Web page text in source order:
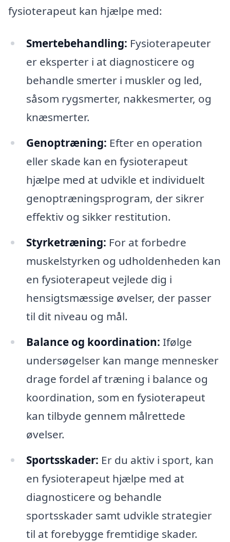
fysioterapeut kan hjælpe med:
Smertebehandling: Fysioterapeuter
er eksperter i at diagnosticere og
behandle smerter i muskler og led,
såsom rygsmerter, nakkesmerter, og
knæsmerter.
Genoptræning: Efter en operation
eller skade kan en fysioterapeut
hjælpe med at udvikle et individuelt
genoptræningsprogram, der sikrer
effektiv og sikker restitution.
Styrketræning: For at forbedre
muskelstyrken og udholdenheden kan
en fysioterapeut vejlede dig i
hensigtsmæssige øvelser, der passer
til dit niveau og mål.
Balance og koordination: Ifølge
undersøgelser kan mange mennesker
drage fordel af træning i balance og
koordination, som en fysioterapeut
kan tilbyde gennem målrettede
øvelser.
Sportsskader: Er du aktiv i sport, kan
en fysioterapeut hjælpe med at
diagnosticere og behandle
sportsskader samt udvikle strategier
til at forebygge fremtidige skader.